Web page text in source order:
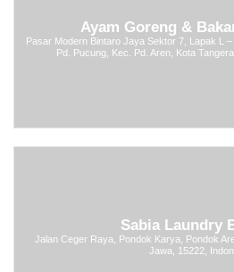
Ayam Goreng &
Pasar Modern Bintaro Jaya Sektor 7, Lapak L
Pd. Pucung, Kec. Pd. Aren, Kota
Sabia Laundry
Jalan Ceger Raya, Pondok Karya, Pondok
Jawa, 15222,